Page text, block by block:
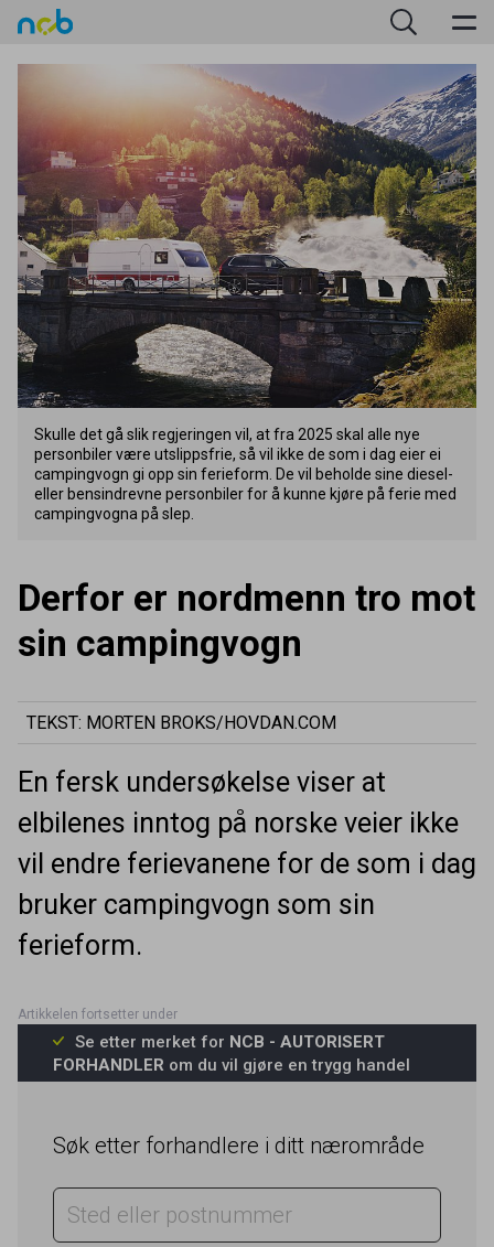
Skulle det gå slik regjeringen vil, at fra 2025 skal alle nye
personbiler være utslippsfrie, så vil ikke de som i dag eier ei
campingvogn gi opp sin ferieform. De vil beholde sine diesel-
eller bensindrevne personbiler for å kunne kjøre på ferie med
campingvogna på slep.
Derfor er nordmenn tro mot
sin campingvogn
TEKST: MORTEN BROKS/HOVDAN.COM
En fersk undersøkelse viser at
elbilenes inntog på norske veier ikke
vil endre ferievanene for de som i dag
bruker campingvogn som sin
ferieform.
Se etter merket for NCB - AUTORISERT
FORHANDLER om du vil gjøre en trygg handel
Søk etter forhandlere i ditt nærområde